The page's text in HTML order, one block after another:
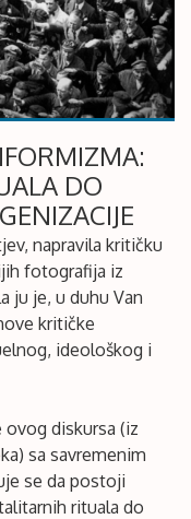
DO
napravila kritičku
fotografija iz
ju je, u duhu Van
kritičke
ideološkog i
diskursa (iz
sa savremenim
se da postoji
rituala do